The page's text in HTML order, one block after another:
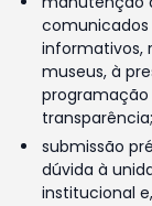
comunicados
informativos,
museus, à
programação
transparência;
submissão
dúvida à
institucional